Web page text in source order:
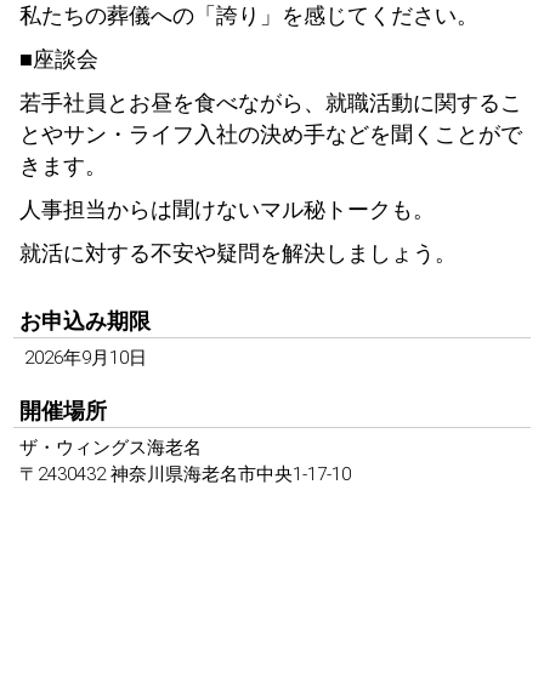
私たちの葬儀への「誇り」を感じてください。
■座談会
若手社員とお昼を食べながら、就職活動に関するこ
とやサン・ライフ入社の決め手などを聞くことがで
きます。
人事担当からは聞けないマル秘トークも。
就活に対する不安や疑問を解決しましょう。
お申込み期限
2026年9月10日
開催場所
ザ・ウィングス海老名
〒2430432 神奈川県海老名市中央1-17-10